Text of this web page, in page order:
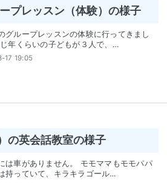
プレッスン（体験）の様子
グループレッスンの体験に行ってきまし
年くらいの子どもが３人で、…
17 19:05
の英会話教室の様子
は車がありません。 モモママもモモパパ
持っていて、キラキラゴール…